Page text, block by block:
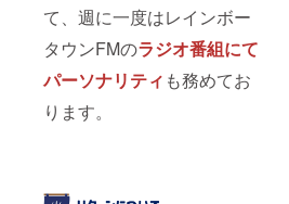
て、週に一度はレインボー
タウンFMのラジオ番組にて
パーソナリティ も務めてお
ります。